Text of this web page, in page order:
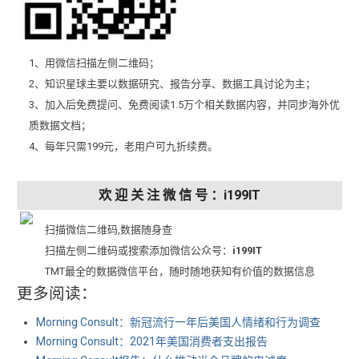
1、用微信扫描左侧二维码；
2、知识星球主要以数据研究、报告分享、数据工具讨论为主；
3、加入后免费提问、免费阅读1.5万个相关数据内容，并同步海外优
质数据文档；
4、每年只需199元，老用户可九折续费。
欢 迎 关 注 微 信 号 ：i199IT
扫描微信二维码,数据随身查
扫描左侧二维码或搜索添加微信公众号： i199IT
TMT最全的数据微信平台，随时随地获知有价值的数据信息
更多阅读：
Morning Consult：新冠流行一年后美国人情绪和行为调查
Morning Consult：2021年美国消费者支出报告